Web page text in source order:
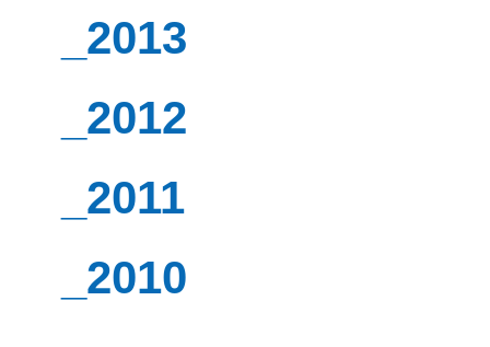
_2013
_2012
_2011
_2010